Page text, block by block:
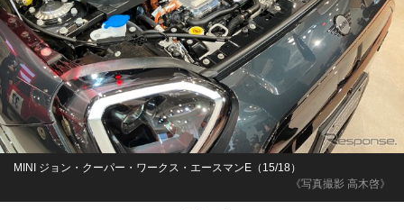
《写真撮影 高木啓》
MINI ジョン・クーパー・ワークス・エースマンE（15/18）